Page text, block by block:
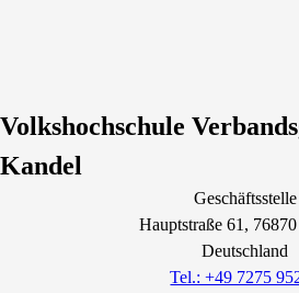
Volkshochschule
Kandel
Geschäftsstelle
Hauptstraße61 , 76870
Deutschland
Tel.: +49 7275